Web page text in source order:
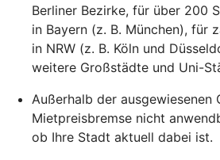
Berliner Bezirke, für über 200
in Bayern (z. B. München), für
in NRW (z. B. Köln und
weitere Großstädte und Uni-
Außerhalb der ausgewiesenen
Mietpreisbremse nicht
ob Ihre Stadt aktuell dabei ist.